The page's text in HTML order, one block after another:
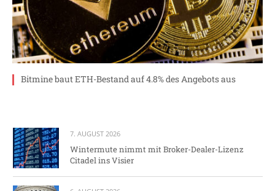
Bitmine baut ETH-Bestand auf 4.8% des Angebots aus
7. AUGUST 2026
Wintermute nimmt mit Broker-Dealer-Lizenz
Citadel ins Visier